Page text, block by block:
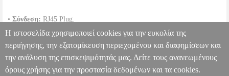
• Σύνδεση: RJ45 Plug.
• Μήκος καλωδίου:1 m.
•Χρώμα:Πράσινο.
EQUIP 225440 PATCHCABLE C5E F/UTP 1M GREEN
PER.759627 PER.759627 EQUIP EQUIP ΚΑΛΩΔΙΟ ΔΙΚΤΥΩΣΗΣ
Η ιστοσελίδα χρησιμοποιεί cookies για την ευκολία της
περιήγησης, την εξατομίκευση περιεχομένου και διαφημίσεων και
την ανάλυση της επισκεψιμότητάς μας. Δείτε τους ανανεωμένους
όρους χρήσης για την προστασία δεδομένων και τα cookies.